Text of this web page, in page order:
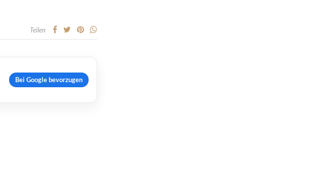
Teilen
Bei Google bevorzugen